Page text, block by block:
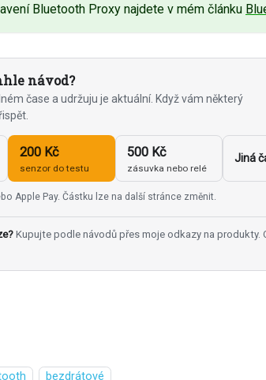
Bluetooth Proxy najdete v mém článku
návod?
čase a udržuju je aktuální. Když vám některý
200 Kč
senzor do testu
500 Kč
zásuvka nebo relé
Jiná
Apple Pay. Částku lze na další stránce změnit.
Kupujte podle návodů přes moje odkazy na produkty.
bezdrátové